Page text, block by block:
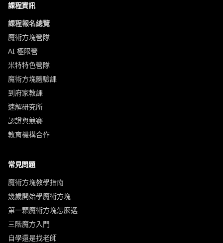
課程資訊
課程報名總覽
魔術方塊營隊
AI 極限營
米特特色營隊
魔術方塊體驗課
到府家教課
速解研究所
認證與競賽
教育機構合作
常見問題
魔術方塊教學指南
幾歲開始學魔術方塊
第一顆魔術方塊怎麼選
三階魔方入門
自學還是找老師